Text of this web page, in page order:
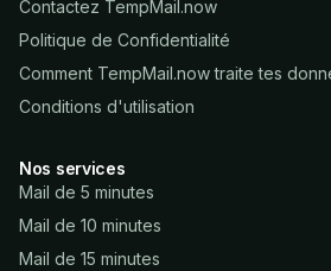
Contactez TempMail.now
Politique de Confidentialité
Comment TempMail.now traite tes
Conditions d'utilisation
Nos services
Mail de 5 minutes
Mail de 10 minutes
Mail de 15 minutes